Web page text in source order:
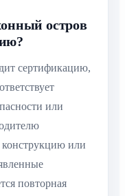
остров
сертификацию,
или
конструкцию или
повторная